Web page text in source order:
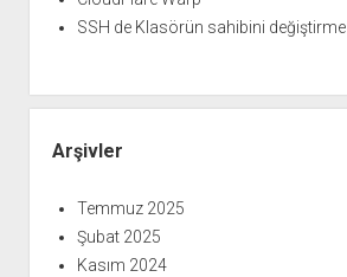
SSH de Klasörün sahibini değiştirme
Arşivler
Temmuz 2025
Şubat 2025
Kasım 2024